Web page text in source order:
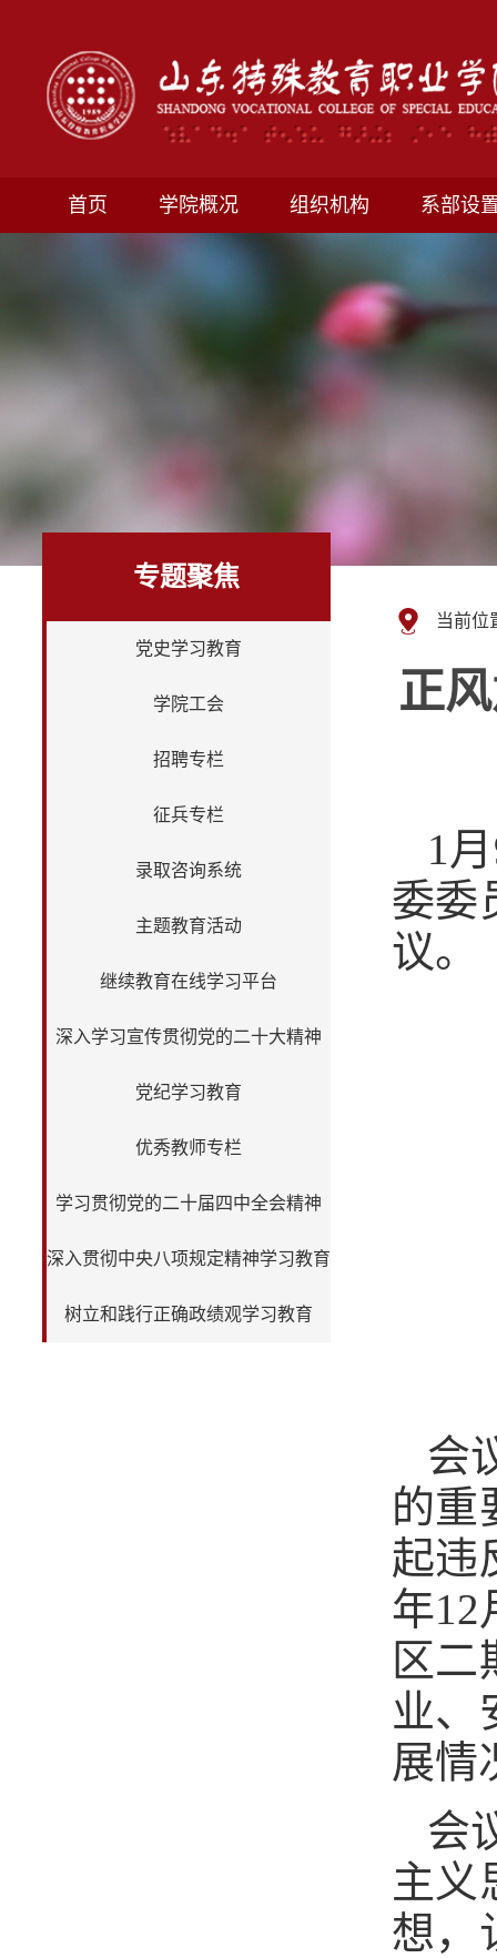
首页 学院概况 组织机构 系部设
专题聚焦
党史学习教育
学院工会
招聘专栏
征兵专栏
录取咨询系统
主题教育活动
继续教育在线学习平台
深入学习宣传贯彻党的二十大精神
党纪学习教育
优秀教师专栏
学习贯彻党的二十届四中全会精神
深入贯彻中央八项规定精神学习教育
树立和践行正确政绩观学习教育
当前位
正
1
委委
议。
会
的重
起违
年12
区二
业、
展情
会
主义
想，